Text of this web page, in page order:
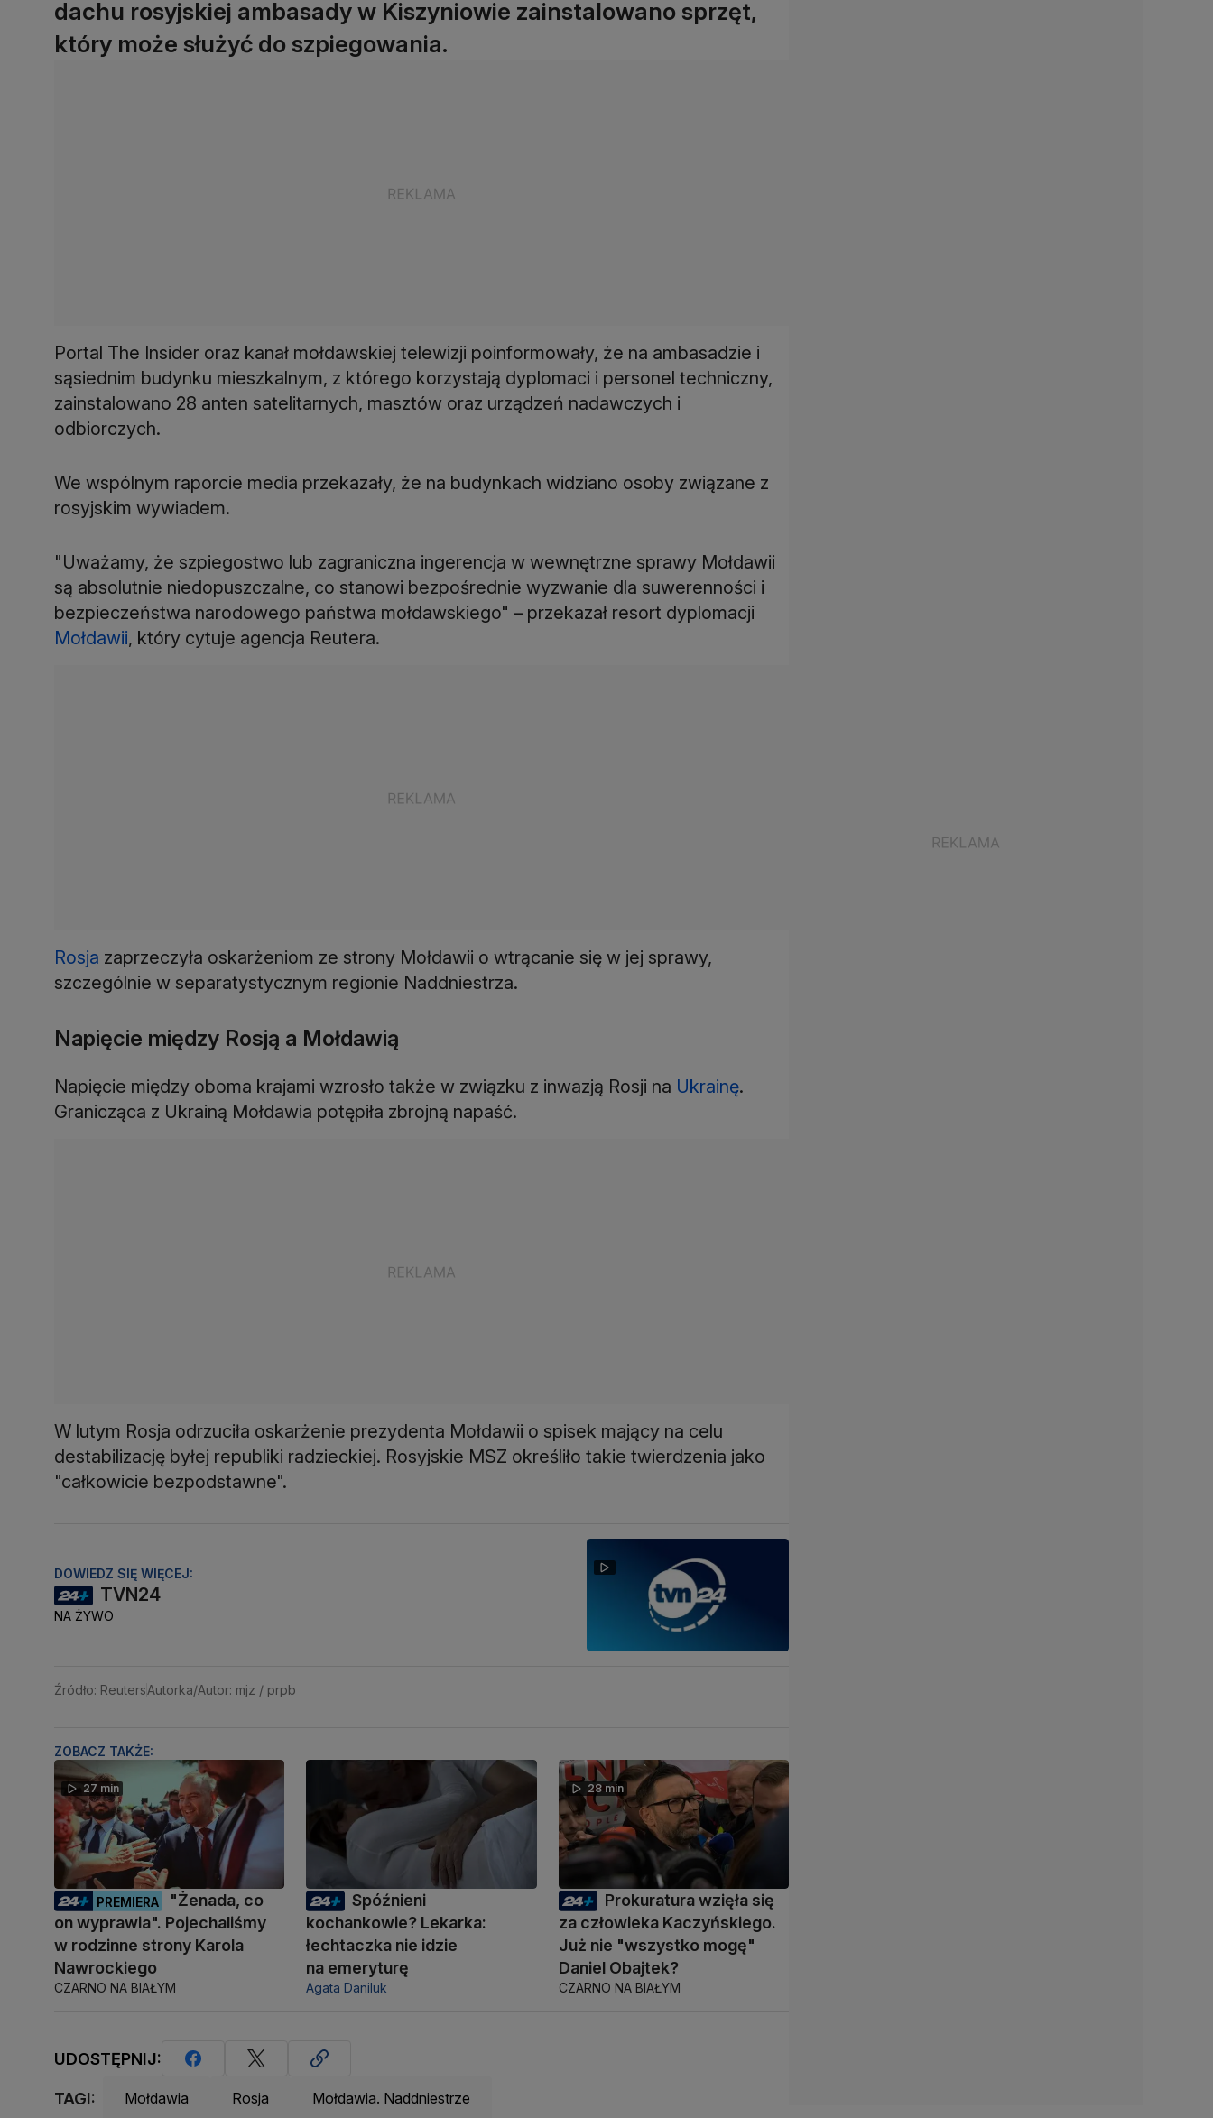
dachu rosyjskiej ambasady w Kiszyniowie zainstalowano sprzęt,
który może służyć do szpiegowania.
Portal The Insider oraz kanał mołdawskiej telewizji poinformowały, że na ambasadzie i
sąsiednim budynku mieszkalnym, z którego korzystają dyplomaci i personel techniczny,
zainstalowano 28 anten satelitarnych, masztów oraz urządzeń nadawczych i
odbiorczych.
We wspólnym raporcie media przekazały, że na budynkach widziano osoby związane z
rosyjskim wywiadem.
"Uważamy, że szpiegostwo lub zagraniczna ingerencja w wewnętrzne sprawy Mołdawii
są absolutnie niedopuszczalne, co stanowi bezpośrednie wyzwanie dla suwerenności i
bezpieczeństwa narodowego państwa mołdawskiego" – przekazał resort dyplomacji
Mołdawii, który cytuje agencja Reutera.
Rosja zaprzeczyła oskarżeniom ze strony Mołdawii o wtrącanie się w jej sprawy,
szczególnie w separatystycznym regionie Naddniestrza.
Napięcie między Rosją a Mołdawią
Napięcie między oboma krajami wzrosło także w związku z inwazją Rosji na Ukrainę.
Granicząca z Ukrainą Mołdawia potępiła zbrojną napaść.
W lutym Rosja odrzuciła oskarżenie prezydenta Mołdawii o spisek mający na celu
destabilizację byłej republiki radzieckiej. Rosyjskie MSZ określiło takie twierdzenia jako
"całkowicie bezpodstawne".
DOWIEDZ SIĘ WIĘCEJ:
TVN24
NA ŻYWO
Źródło: ReutersAutorka/Autor: mjz / prpb
ZOBACZ TAKŻE:
27 min
PREMIERA
"Żenada, co
on wyprawia". Pojechaliśmy
w rodzinne strony Karola
Nawrockiego
CZARNO NA BIAŁYM
Spóźnieni
kochankowie? Lekarka:
łechtaczka nie idzie
na emeryturę
Agata Daniluk
28 min
Prokuratura wzięła się
za człowieka Kaczyńskiego.
Już nie "wszystko mogę"
Daniel Obajtek?
CZARNO NA BIAŁYM
UDOSTĘPNIJ:
TAGI: Mołdawia Rosja Mołdawia. Naddniestrze